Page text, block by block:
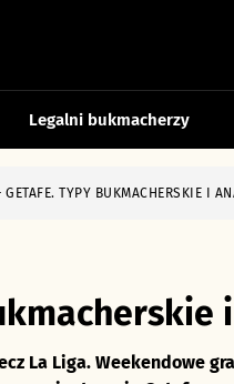
Legalni bukmacherzy
GETAFE. TYPY BUKMACHERSKIE I
La Liga. Weekendowe